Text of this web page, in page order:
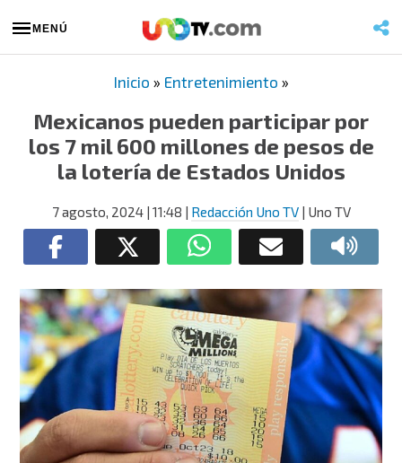
MENÚ
Inicio » Entretenimiento »
Mexicanos pueden participar por
los 7 mil 600 millones de pesos de
la lotería de Estados Unidos
7 agosto, 2024| 11:48 | Redacción Uno TV| Uno TV